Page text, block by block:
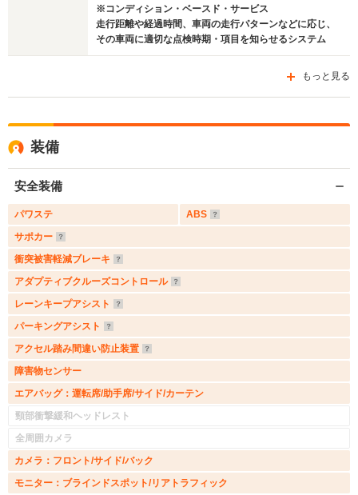
※コンディション・ベースド・サービス
走行距離や経過時間、車両の走行パターンなどに応じ、
その車両に適切な点検時期・項目を知らせるシステム
もっと見る
装備
安全装備
パワステ
ABS
サポカー
衝突被害軽減ブレーキ
アダプティブクルーズコントロール
レーンキープアシスト
パーキングアシスト
アクセル踏み間違い防止装置
障害物センサー
エアバッグ：運転席/助手席/サイド/カーテン
頸部衝撃緩和ヘッドレスト
全周囲カメラ
カメラ：フロント/サイド/バック
モニター：ブラインドスポット/リアトラフィック